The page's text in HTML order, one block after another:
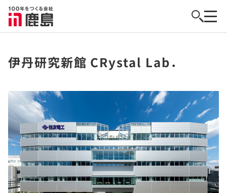
伊丹研究新館 CRystal Lab．